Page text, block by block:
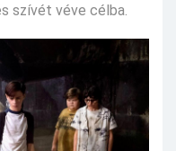
szívét véve célba.